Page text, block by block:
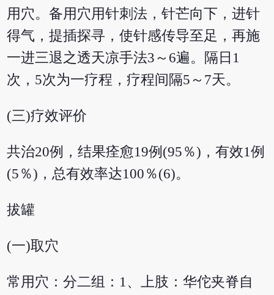
用穴。备用穴用针刺法，针芒向下，进针
得气，提插探寻，使针感传导至足，再施
一进三退之透天凉手法3～6遍。隔日1
次，5次为一疗程，疗程间隔5～7天。
(三)疗效评价
共治20例，结果痊愈19例(95％)，有效1例
(5％)，总有效率达100％(6)。
拔罐
(一)取穴
常用穴：分二组：1、上肢：华佗夹脊自